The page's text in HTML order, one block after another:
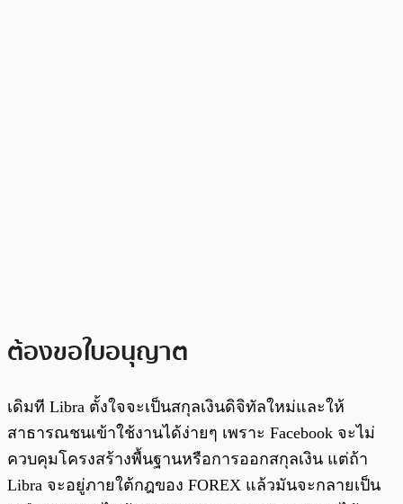
ต้องขอใบอนุญาต
เดิมที Libra ตั้งใจจะเป็นสกุลเงินดิจิทัลใหม่และให้
สาธารณชนเข้าใช้งานได้ง่ายๆ เพราะ Facebook จะไม่
ควบคุมโครงสร้างพื้นฐานหรือการออกสกุลเงิน แต่ถ้า
Libra จะอยู่ภายใต้กฎของ FOREX แล้วมันจะกลายเป็น